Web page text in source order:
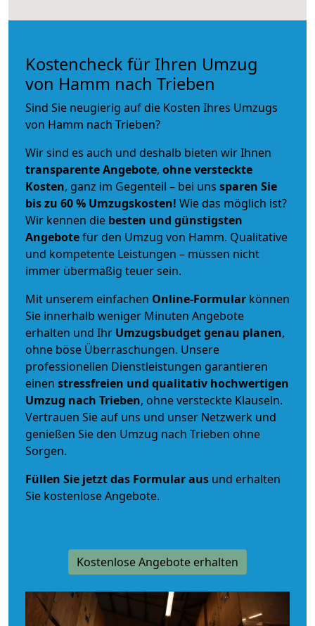
Kostencheck für Ihren Umzug
von Hamm nach Trieben
Sind Sie neugierig auf die Kosten Ihres Umzugs
von Hamm nach Trieben?
Wir sind es auch und deshalb bieten wir Ihnen
transparente Angebote, ohne versteckte
Kosten, ganz im Gegenteil – bei uns sparen Sie
bis zu 60 % Umzugskosten! Wie das möglich ist?
Wir kennen die besten und günstigsten
Angebotefür den Umzug von Hamm. Qualitative
und kompetente Leistungen – müssen nicht
immer übermäßig teuer sein.
Mit unserem einfachen Online-Formular können
Sie innerhalb weniger Minuten Angebote
erhalten und Ihr Umzugsbudgetgenau planen,
ohne böse Überraschungen. Unsere
professionellen Dienstleistungen garantieren
einen stressfreien und qualitativ hochwertigen
Umzug nach Trieben, ohne versteckte Klauseln.
Vertrauen Sie auf uns und unser Netzwerk und
genießen Sie den Umzug nach Trieben ohne
Sorgen.
Füllen Sie jetzt das Formular aus und erhalten
Sie kostenlose Angebote.
Kostenlose Angebote erhalten